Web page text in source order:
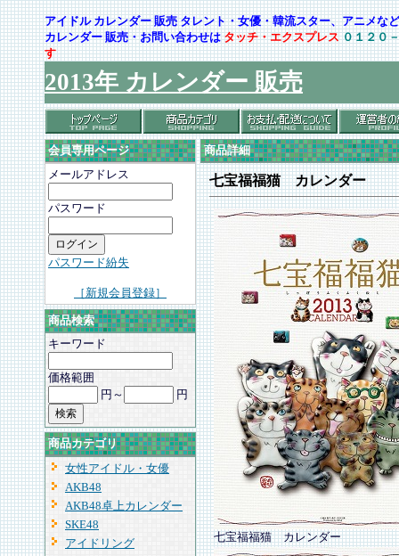
アイドル カレンダー 販売 タレント・女優・韓流スター、アニメ
カレンダー 販売・お問い合わせはタッチ・エクスプレス ０１２０
す
2013年 カレンダー 販売
会員専用ページ
メールアドレス
パスワード
パスワード紛失
［新規会員登録］
商品検索
キーワード
価格範囲
円～
円
商品カテゴリ
女性アイドル・女優
AKB48
AKB48卓上カレンダー
SKE48
アイドリング
商品詳細
七宝福福猫 カレンダー
七宝福福猫 カレンダー